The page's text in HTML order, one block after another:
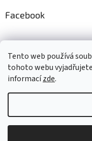
Tento web používá
tohoto webu
informacízde.
Facebook
Instagram
Copyright 2026